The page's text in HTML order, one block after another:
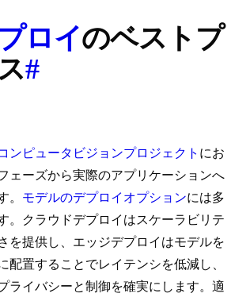
ロイのベストプ
#
ンピュータビジョンプロジェクト にお
ェーズから実際のアプリケーションへ
。 モデルのデプロイオプションには多
。クラウドデプロイはスケーラビリテ
を提供し、エッジデプロイはモデルを
配置することでレイテンシを低減し、
ライバシーと制御を確実にします。適